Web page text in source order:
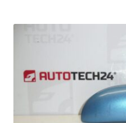
Количка
Контакт